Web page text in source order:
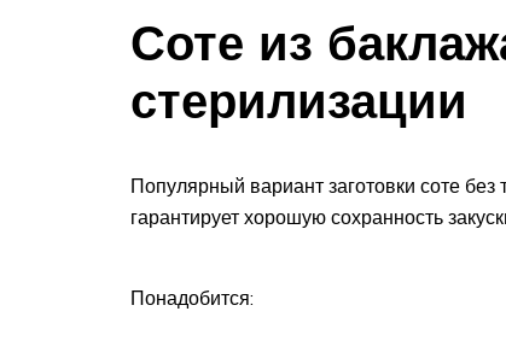
Соте из
стерилизации
Популярный вариант заготовки соте
гарантирует хорошую сохранность
Понадобится: